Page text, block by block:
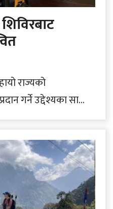
राज्यको
गर्ने उद्देश्यका साथ